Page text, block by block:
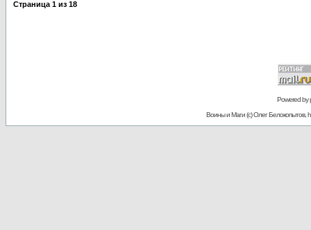
Страница 1 из 18
Powered by
Воины и Маги (c) Олег Белокопытов,